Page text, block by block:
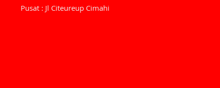
Pusat : Jl Citeureup Cimahi